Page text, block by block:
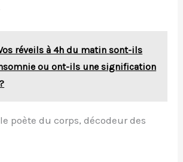
réveils à 4h du matin sont-ils
ou ont-ils une signification
poète du corps, décodeur des